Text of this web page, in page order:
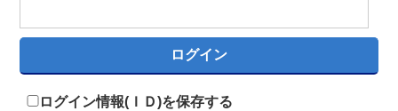
ログイン情報(ＩＤ)を保存する